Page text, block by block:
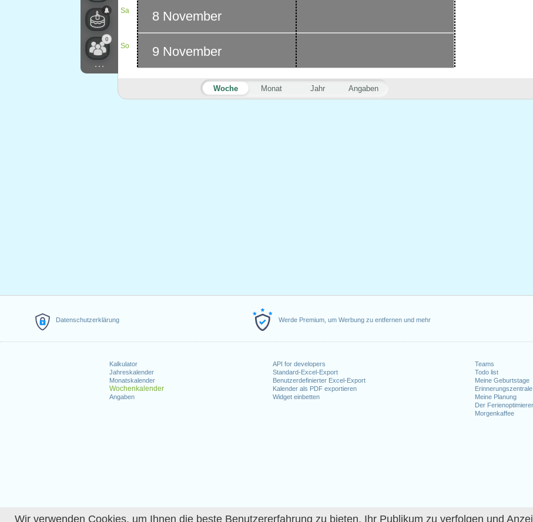
Wir verwenden Cookies, um Ihnen die beste Benutzererfahrung zu bieten, Ihr Publikum zu verfolgen und
Datenschutzerklärung Werde Premium, um Werbung zu entfernen und mehr
Kalkulator
Jahreskalender
Monatskalender
Wochenkalender
Angaben
API for developers
Standard-Excel-Export
Benutzerdefinierter Excel-Export
Kalender als PDF exportieren
Widget einbetten
Teams
Todo list
Meine Geburtstage
Erinnerungszentrale
Meine Planung
Der Ferienoptimierer
Morgenkaffee
0
...
Woche Monat Jahr Angaben
Sa
So
8 November
9 November